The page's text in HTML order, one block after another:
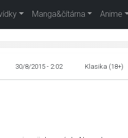
Manga&čítárna Anime
30/8/2015 - 2:02 Klasika (18+)